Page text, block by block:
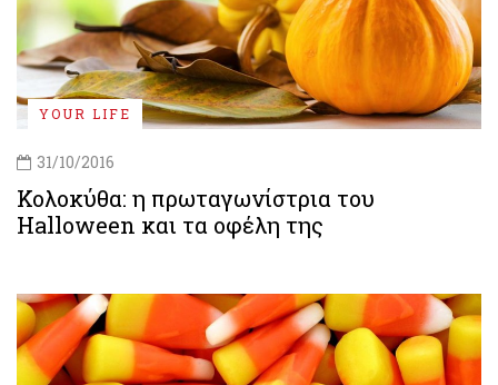
YOUR LIFE
31/10/2016
Κολοκύθα: η πρωταγωνίστρια του
Halloween και τα οφέλη της